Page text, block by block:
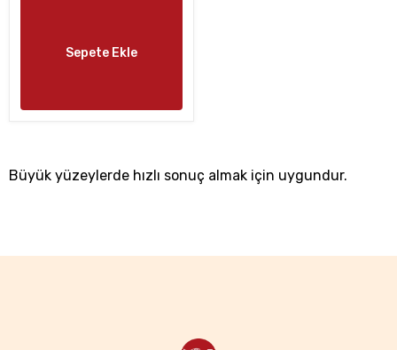
Sepete Ekle
Büyük yüzeylerde hızlı sonuç almak için uygundur.